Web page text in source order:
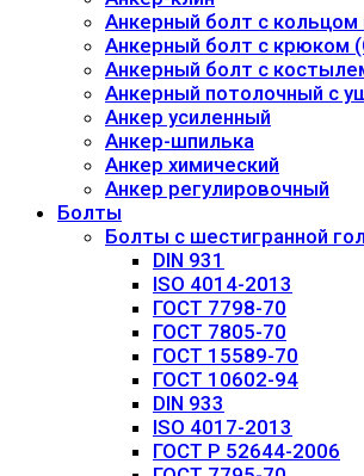
Анкерный болт с
Анкерный болт с крюком
Анкерный болт с
Анкерный потолочный с
Анкер усиленный
Анкер-шпилька
Анкер химический
Анкер регулировочный
Болты
Болты с шестигранной
DIN 931
ISO 4014-2013
ГОСТ 7798-70
ГОСТ 7805-70
ГОСТ 15589-70
ГОСТ 10602-94
DIN 933
ISO 4017-2013
ГОСТ Р 52644-2006